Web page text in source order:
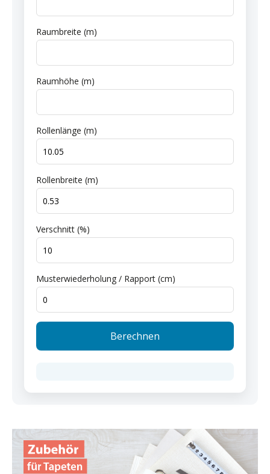
Raumbreite (m)
Raumhöhe (m)
Rollenlänge (m)
Rollenbreite (m)
Verschnitt (%)
Musterwiederholung / Rapport (cm)
Berechnen